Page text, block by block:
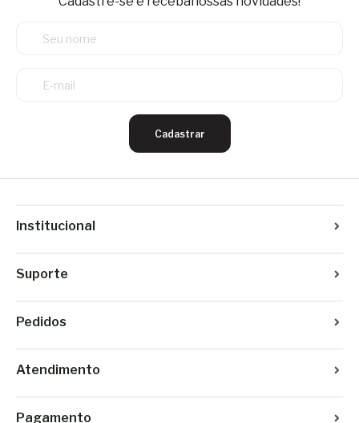
Cadastrar
Institucional
Suporte
Pedidos
Atendimento
Pagamento